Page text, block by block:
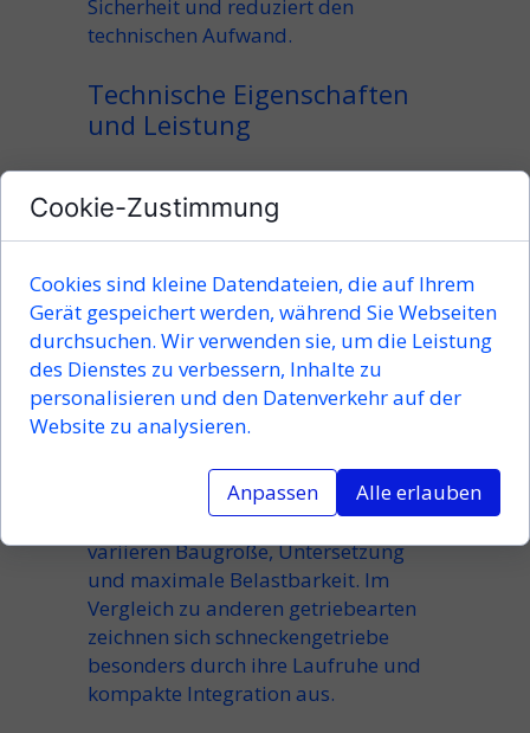
Sicherheit und reduziert den
technischen Aufwand.
Technische Eigenschaften
und Leistung
Möglichkeit, hohe Drehmoment-
Werte auf engem Raum zu
Drehmoment wird über die
Abtriebswelle zuverlässig
weitergegeben. Zudem kann die
Drehrichtung flexibel angepasst
werden, was sie zu einem universell
einsetzbares Element moderner
Maschinen macht.
Je nach schneckengetriebetypen
variieren Baugröße, Untersetzung
und maximale Belastbarkeit. Im
Vergleich zu anderen getriebearten
zeichnen sich schneckengetriebe
besonders durch ihre Laufruhe und
kompakte Integration aus.
Cookie-Zustimmung
Cookies sind kleine Datendateien, die auf Ihrem
Gerät gespeichert werden, während Sie Webseiten
durchsuchen. Wir verwenden sie, um die Leistung
des Dienstes zu verbessern, Inhalte zu
personalisieren und den Datenverkehr auf der
Website zu analysieren.
Anpassen Alle erlauben